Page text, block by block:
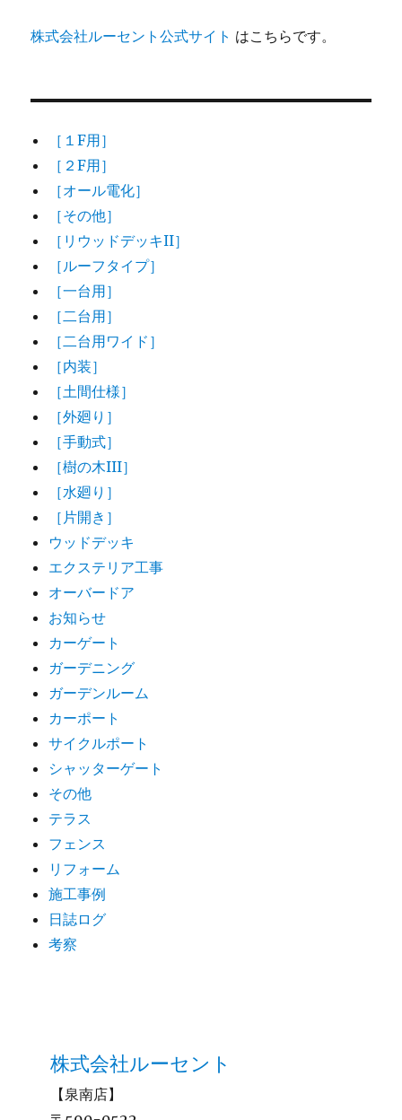
株式会社ルーセント公式サイト はこちらです。
［１F用］
［２F用］
［オール電化］
［その他］
［リウッドデッキII］
［ルーフタイプ］
［一台用］
［二台用］
［二台用ワイド］
［内装］
［土間仕様］
［外廻り］
［手動式］
［樹の木III］
［水廻り］
［片開き］
ウッドデッキ
エクステリア工事
オーバードア
お知らせ
カーゲート
ガーデニング
ガーデンルーム
カーポート
サイクルポート
シャッターゲート
その他
テラス
フェンス
リフォーム
施工事例
日誌ログ
考察
株式会社ルーセント
【泉南店】